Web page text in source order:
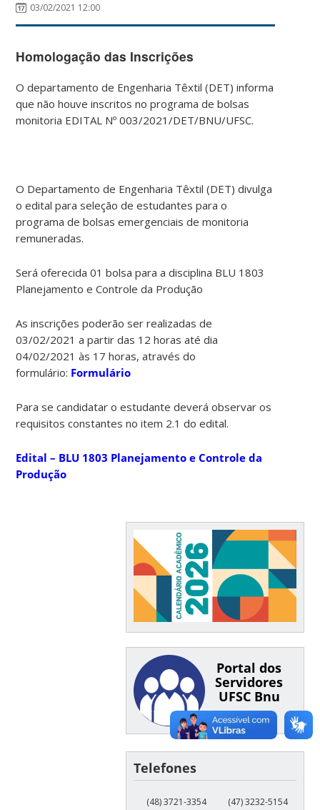
03/02/2021 12:00
Homologação das Inscrições
O departamento de Engenharia Têxtil (DET) informa
que não houve inscritos no programa de bolsas
monitoria EDITAL Nº 003/2021/DET/BNU/UFSC.
O Departamento de Engenharia Têxtil (DET) divulga
o edital para seleção de estudantes para o
programa de bolsas emergenciais de monitoria
remuneradas.
Será oferecida 01 bolsa para a disciplina BLU 1803
Planejamento e Controle da Produção
As inscrições poderão ser realizadas de
03/02/2021 a partir das 12 horas até dia
04/02/2021 às 17 horas, através do
formulário: Formulário
Para se candidatar o estudante deverá observar os
requisitos constantes no item 2.1 do edital.
Edital – BLU 1803 Planejamento e Controle da
Produção
Portal dos
Servidores
UFSC Bnu
Telefones
(48) 3721-3354 (47) 3232-5154